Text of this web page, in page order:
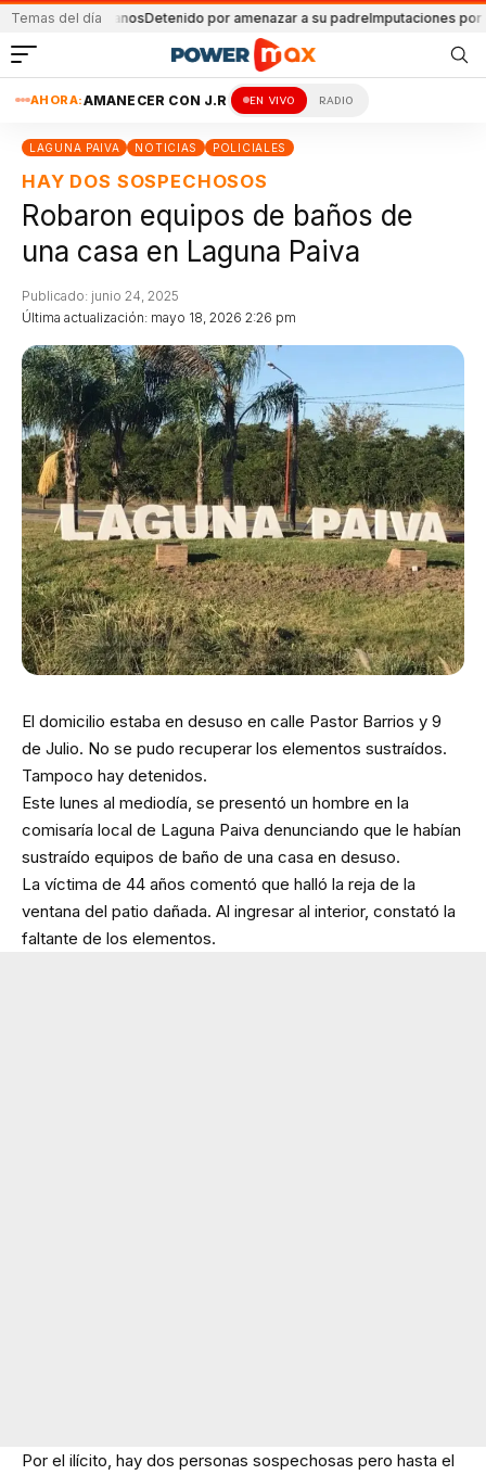
Temas del díaDetenido por amenazar a su padreImputaciones por el
AHORA:AMANECER CON J.R EN VIVO RADIO
LAGUNA PAIVA NOTICIAS POLICIALES
HAY DOS SOSPECHOSOS
Robaron equipos de baños de
una casa en Laguna Paiva
Última actualización: mayo 18, 2026 2:26 pm
Publicado: junio 24, 2025
El domicilio estaba en desuso en calle Pastor Barrios y 9
de Julio. No se pudo recuperar los elementos sustraídos.
Tampoco hay detenidos.
Este lunes al mediodía, se presentó un hombre en la
comisaría local de Laguna Paiva denunciando que le habían
sustraído equipos de baño de una casa en desuso.
La víctima de 44 años comentó que halló la reja de la
ventana del patio dañada. Al ingresar al interior, constató la
faltante de los elementos.
Por el ilícito, hay dos personas sospechosas pero hasta el